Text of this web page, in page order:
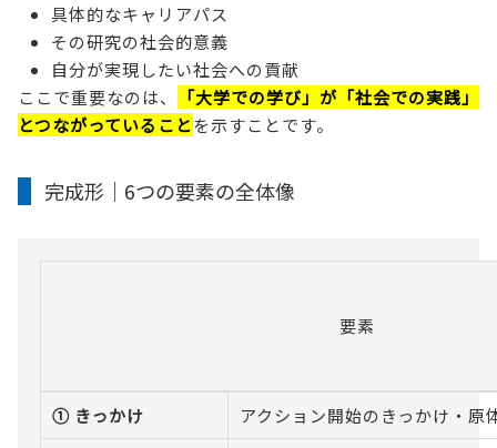
具体的なキャリアパス
その研究の社会的意義
自分が実現したい社会への貢献
ここで重要なのは、
「大学での学び」が「社会での実践」
とつながっていることを示すことです。
完成形｜6つの要素の全体像
要素
① きっかけ
アクション開始のきっかけ・原